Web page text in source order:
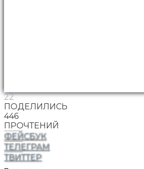
22
ПОДЕЛИЛИСЬ
446
ПРОЧТЕНИЙ
ФЕЙСБУК
ТЕЛЕГРАМ
ТВИТТЕР